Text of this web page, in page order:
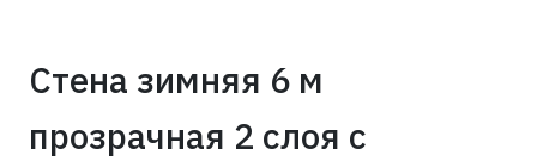
Cтена зимняя 6 м
прозрачная 2 слоя с